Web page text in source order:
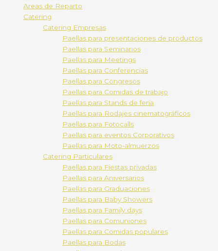
Areas de Reparto
Catering
Catering Empresas
Paellas para presentaciones de productos
Paellas para Seminarios
Paellas para Meetings
Paellas para Conferencias
Paellas para Congresos
Paellas para Comidas de trabajo
Paellas para Stands de feria
Paellas para Rodajes cinematográficos
Paellas para Fotocalls
Paellas para eventos Corporativos
Paellas para Moto-almuerzos
Catering Particulares
Paellas para Fiestas privadas
Paellas para Aniversarios
Paellas para Graduaciones
Paellas para Baby Showers
Paellas para Family days
Paellas para Comuniones
Paellas para Comidas populares
Paellas para Bodas